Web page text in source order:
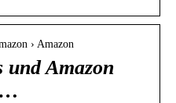
› Amazon
und Amazon
…